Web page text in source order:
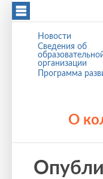
Перейти к основному
Новости
Сведения об
организации
Программа
О